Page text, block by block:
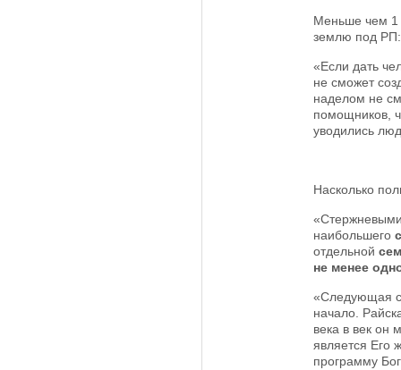
Меньше чем 1
землю под РП:
«Если дать
не сможет
наделом не
помощников,
уводились
Насколько
наибольшего
отдельной
не менее
«Следующая
начало.
века в век он
является Его
программу